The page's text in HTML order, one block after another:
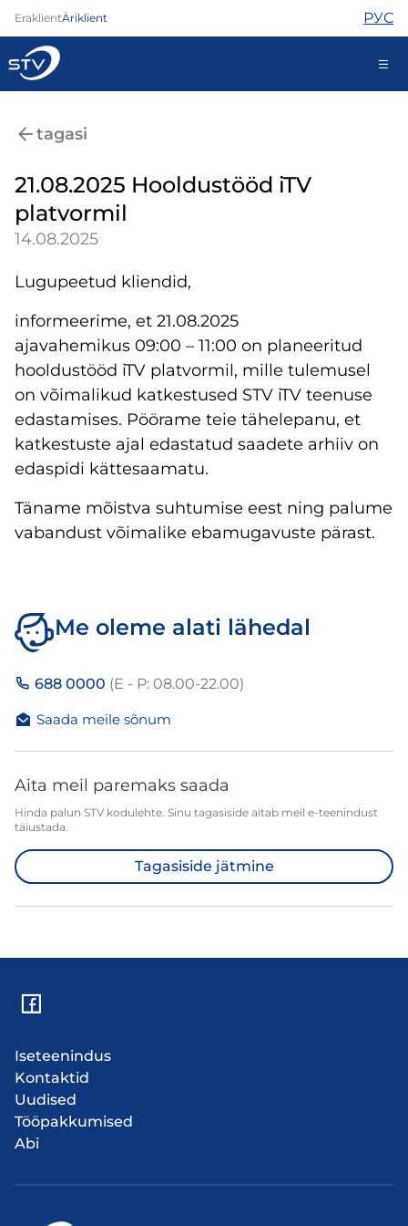
EraklientÄriklient РУС
Internet
Telefon
Abi
Pood
Kontaktid
Uudised
tagasi
21.08.2025 Hooldustööd iTV
platvormil
14.08.2025
Lugupeetud kliendid,
informeerime, et 21.08.2025
ajavahemikus 09:00 – 11:00 on planeeritud
hooldustööd iTV platvormil, mille tulemusel
on võimalikud katkestused STV iTV teenuse
edastamises. Pöörame teie tähelepanu, et
katkestuste ajal edastatud saadete arhiiv on
edaspidi kättesaamatu.
Täname mõistva suhtumise eest ning palume
vabandust võimalike ebamugavuste pärast.
Me oleme alati lähedal
688 0000 (E - P: 08.00-22.00)
Saada meile sõnum
Aita meil paremaks saada
Hinda palun STV kodulehte. Sinu tagasiside aitab meil e-teenindust
täiustada.
Tagasiside jätmine
Iseteenindus
Kontaktid
Uudised
Tööpakkumised
Abi